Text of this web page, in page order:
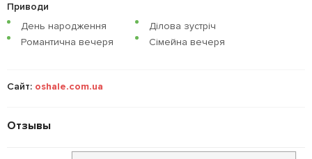
Приводи
День народження
Ділова зустріч
Романтична вечеря
Сімейна вечеря
Сайт: oshale.com.ua
Отзывы